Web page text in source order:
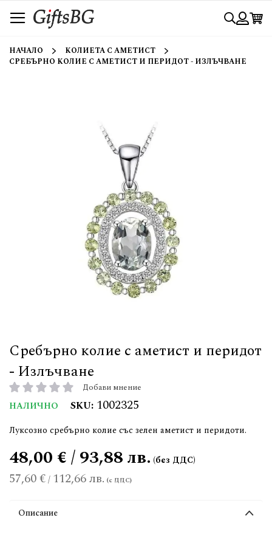
към
съдържанието
Търси
НАЧАЛО
КОЛИЕТА С АМЕТИСТ
СРЕБЪРНО КОЛИЕ С АМЕТИСТ И ПЕРИДОТ - ИЗЛЪЧВАНЕ
Сребърно колие с аметист и перидот
- Излъчване
рейтинг: Добави мнение
НАЛИЧНО SKU 1002325
Луксозно сребърно колие със зелен аметист и перидоти.
57,60 €/ 112,66 лв.
48,00 € / 93,88 лв.
Описание